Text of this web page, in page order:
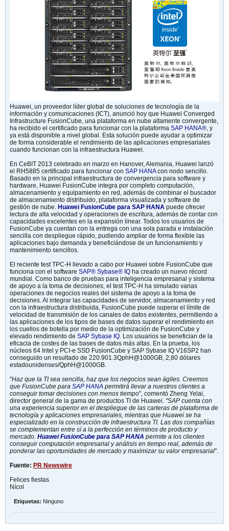
Huawei, un proveedor líder global de soluciones de tecnología de la
información y comunicaciones (ICT), anunció hoy que Huawei Converged
Infrastructure FusionCube, una plataforma en nube altamente convergente,
ha recibido el certificado para funcionar con la plataforma SAP HANA® , y
ya está disponible a nivel global. Esta solución puede ayudar a optimizar
de forma considerable el rendimiento de las aplicaciones empresariales
cuando funcionan con la infraestructura Huawei.
En CeBIT 2013 celebrado en marzo en Hanover, Alemania, Huawei lanzó
el RH5885 certificado para funcionar con SAP HANAcon nodo sencillo.
Basado en la principal infraestructura de convergencia para software y
hardware, Huawei FusionCube integra por completo computación,
almacenamiento y equipamiento en red, además de combinar el buscador
de almacenamiento distribuido, plataforma visualizada y software de
gestión de nube. Huawei FusionCube para SAP HANA puede ofrecer
lectura de alta velocidad y operaciones de escritura, además de contar con
capacidades excelentes en la expansión linear. Todos los usuarios de
FusionCube ya cuentan con la entrega con una sola parada e instalación
sencilla con despliegue rápido, pudiendo ampliar de forma flexible las
aplicaciones bajo demanda y beneficiándose de un funcionamiento y
mantenimiento sencillos.
El reciente test TPC-H llevado a cabo por Huawei sobre FusionCube que
funciona con el software SAP® Sybase® IQ ha creado un nuevo récord
mundial. Como banco de pruebas para inteligencia empresarial y sistema
de apoyo a la toma de decisiones, el test TPC-H ha simulado varias
operaciones de negocios reales del sistema de apoyo a la toma de
decisiones. Al integrar las capacidades de servidor, almacenamiento y red
con la infraestructura distribuida, FusionCube puede superar el límite de
velocidad de transmisión de los canales de datos existentes, permitiendo a
las aplicaciones de los tipos de bases de datos superar el rendimiento en
los cuellos de botella por medio de la optimización de FusionCube y
elevado rendimiento de SAP Sybase IQ . Los usuarios se benefician de la
eficacia de costes de las bases de datos más altas. En la prueba, los
núcleos 64 Intel y PCI-e SSD FusionCube y SAP Sybase IQ V16SP2 han
conseguido un resultado de 220.901.3QphH@1000GB, 2,80 dólares
estadounidenses/QphH@1000GB.
"Haz que la TI sea sencilla, haz que los negocios sean ágiles. Creemos
que FusionCube para SAP HANA permitirá llevar a nuestros clientes a
conseguir tomar decisiones con menos tiempo", comentó Zheng Yelai,
director general de la gama de productos TI de Huawei. "SAP cuenta con
una experiencia superior en el despliegue de las carteras de plataforma de
tecnología y aplicaciones empresariales, mientras que Huawei se ha
especializado en la construcción de infraestructura TI. Las dos compañías
se complementan entre sí a la perfección en términos de producto y
mercado. Huawei FusionCube para SAP HANA permite a los clientes
conseguir computación empresarial y análisis en tiempo real, además de
ponderar las oportunidades de mercado y maximizar su valor empresarial".
Fuente: PR Newswire
Felices fiestas
Nícol
Etiquetas: Ninguno